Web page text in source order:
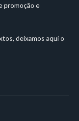
promoção e
deixamos aqui o